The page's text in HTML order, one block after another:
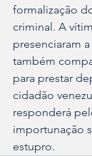
formalização
criminal. A
presenciaram
também
para prestar
cidadão
responderá
importunação
estupro.